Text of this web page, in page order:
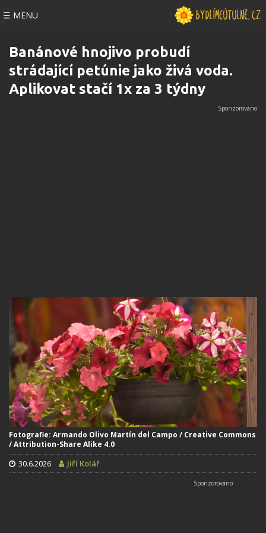
☰ MENU
Banánové hnojivo probudí
strádající petúnie jako živá voda.
Aplikovat stačí 1x za 3 týdny
Fotografie: Armando Olivo Martín del Campo / Creative Commons
/ Attribution-Share Alike 4.0
30.6.2026 Jiří Kolář